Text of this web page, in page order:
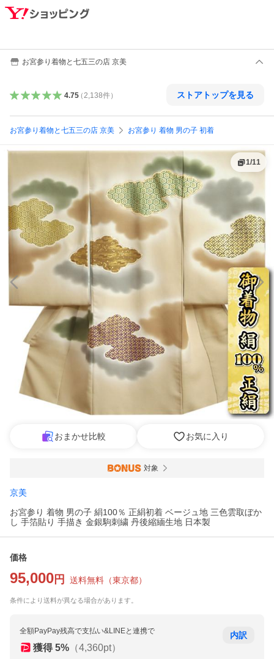
お宮参り着物と七五三の店 京美
4.75（ 2,138件） ストアトップを見る
お宮参り着物と七五三の店 京美 お宮参り 着物 男の子 初着
1/11
おまかせ比較 お気に入り
対象
京美
お宮参り 着物 男の子 絹100％ 正絹初着 ベージュ地 三色雲取ぼか
し 手箔貼り 手描き 金銀駒刺繍 丹後縮緬生地 日本製
価格
95,000 円 送料無料 （東京都）
条件により送料が異なる場合があります。
全額PayPay残高で支払い&LINEと連携で
獲得 5% （4,360pt）
内訳